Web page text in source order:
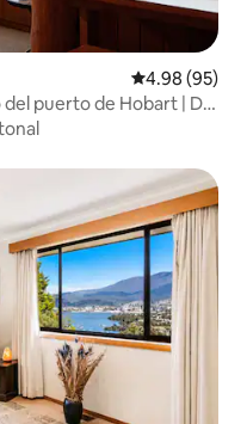
Calificación
4.98 (95)
puerto de Hobart | Del